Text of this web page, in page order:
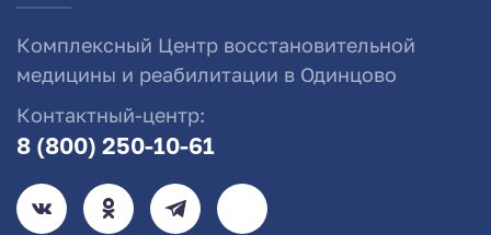
Комплексный Центр восстановительной
медицины и реабилитации в Одинцово
Контактный-центр:
8 (800) 250-10-61